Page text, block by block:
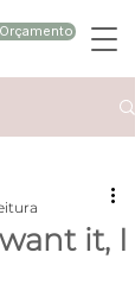
it, I